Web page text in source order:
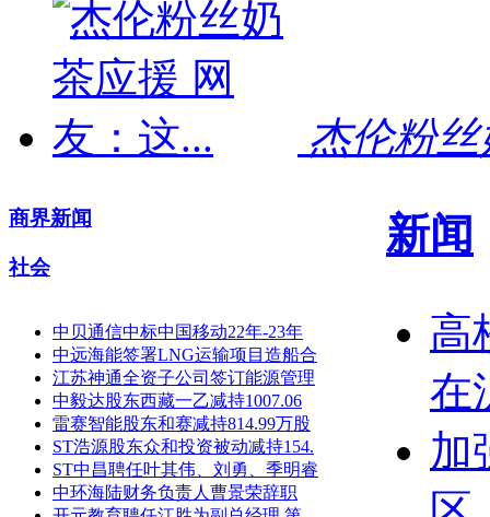
杰伦粉
商界新闻
社会
中贝通信中标中国移动22年-23年
中远海能签署LNG运输项目造船合
江苏神通全资子公司签订能源管理
中毅达股东西藏一乙减持1007.06
雷赛智能股东和赛减持814.99万股
ST浩源股东众和投资被动减持154.
ST中昌聘任叶其伟、刘勇、季明睿
中环海陆财务负责人曹景荣辞职
新闻
高
在
加